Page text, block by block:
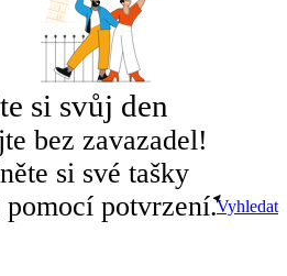
Vyhledat
si svůj den
bez zavazadel!
si své tašky
potvrzení.